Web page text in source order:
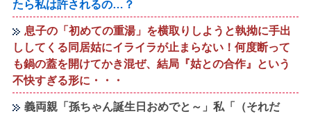
たら私は許されるの…？
息子の「初めての重湯」を横取りしようと執拗に手出
ししてくる同居姑にイライラが止まらない！何度断って
も鍋の蓋を開けてかき混ぜ、結局『姑との合作』という
不快すぎる形に・・・
義両親「孫ちゃん誕生日おめでと～」私「（それだ